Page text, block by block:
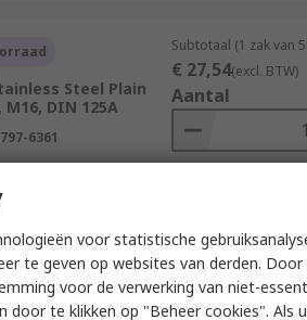
Steel Plain
DIN 125A
797-6361
Subtotaal (1 zak van
€ 27,54(excl. BTW)
Aantal
Subtotaal (1 zak van
voor statistische
te geven op websites van derden. Door
voor de verwerking van niet-
door te klikken op "Beheer cookies". Als